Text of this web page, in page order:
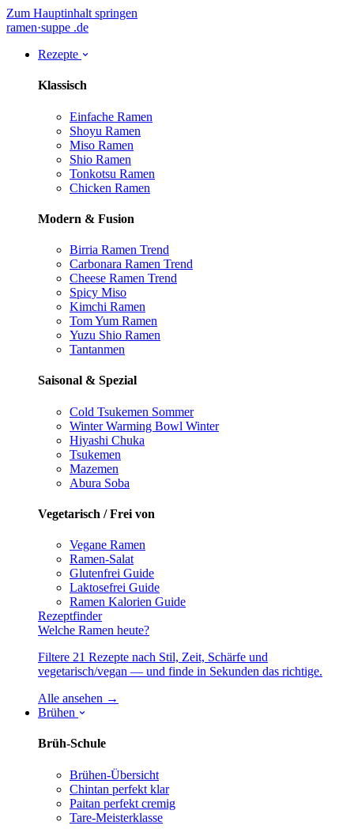
Zum Hauptinhalt springen
ramen·suppe .de
Rezepte
Klassisch
Einfache Ramen
Shoyu Ramen
Miso Ramen
Shio Ramen
Tonkotsu Ramen
Chicken Ramen
Modern & Fusion
Birria Ramen Trend
Carbonara Ramen Trend
Cheese Ramen Trend
Spicy Miso
Kimchi Ramen
Tom Yum Ramen
Yuzu Shio Ramen
Tantanmen
Saisonal & Spezial
Cold Tsukemen Sommer
Winter Warming Bowl Winter
Hiyashi Chuka
Tsukemen
Mazemen
Abura Soba
Vegetarisch / Frei von
Vegane Ramen
Ramen-Salat
Glutenfrei Guide
Laktosefrei Guide
Ramen Kalorien Guide
Rezeptfinder
Welche Ramen heute?
Filtere 21 Rezepte nach Stil, Zeit, Schärfe und
vegetarisch/vegan — und finde in Sekunden das richtige.
Alle ansehen →
Brühen
Brüh-Schule
Brühen-Übersicht
Chintan perfekt klar
Paitan perfekt cremig
Tare-Meisterklasse